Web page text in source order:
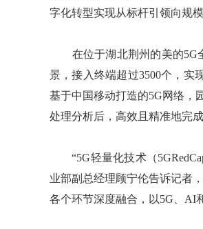
字化转型实现从标杆引领向规
在位于湖北荆州的美的5G全
景，接入终端超过3500个，实
基于中国移动打造的5G网络，
处理分析后，高效且精准地完
“5G轻量化技术（
业部副总经理顾宁伦告诉记者
各个环节深度融合，以5G、AI